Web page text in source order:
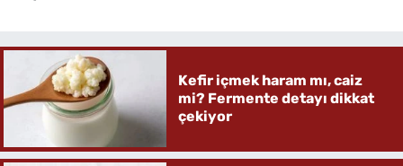
Kefir içmek haram mı, caiz
mi? Fermente detayı dikkat
çekiyor